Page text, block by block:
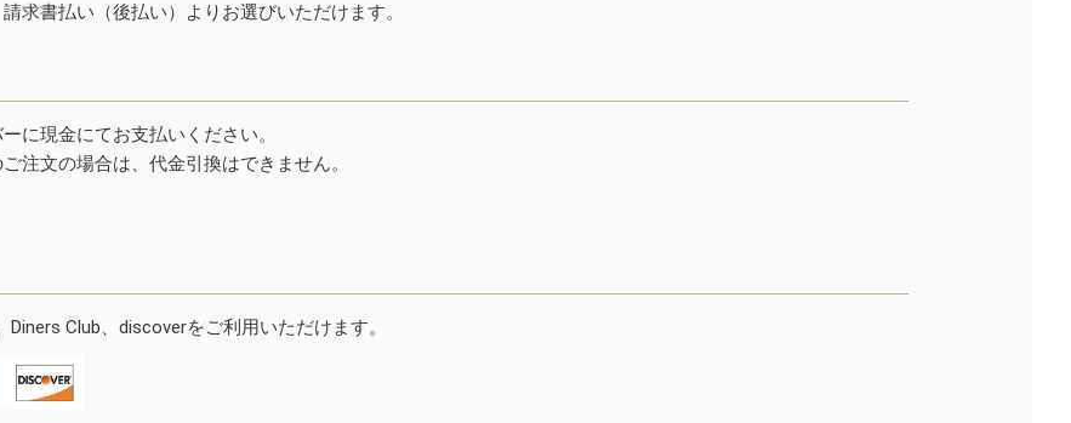
求書払い（後払い）よりお選びいただけます。
に現金にてお支払いください。
注文の場合は、代金引換はできません。
Diners Club、discoverをご利用いただけます。